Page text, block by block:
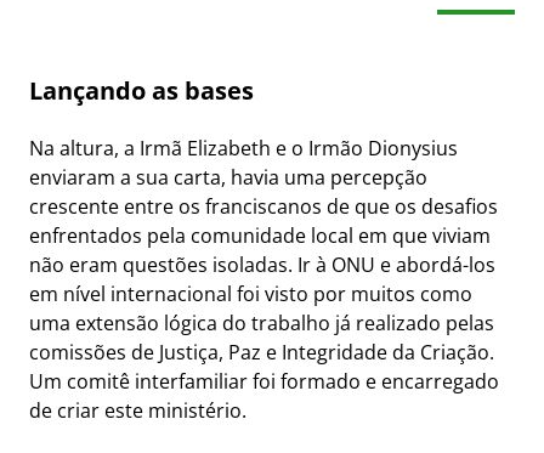
Lançando as bases
Na altura, a Irmã Elizabeth e o Irmão Dionysius
enviaram a sua carta, havia uma percepção
crescente entre os franciscanos de que os desafios
enfrentados pela comunidade local em que viviam
não eram questões isoladas. Ir à ONU e abordá-los
em nível internacional foi visto por muitos como
uma extensão lógica do trabalho já realizado pelas
comissões de Justiça, Paz e Integridade da Criação.
Um comitê interfamiliar foi formado e encarregado
de criar este ministério.